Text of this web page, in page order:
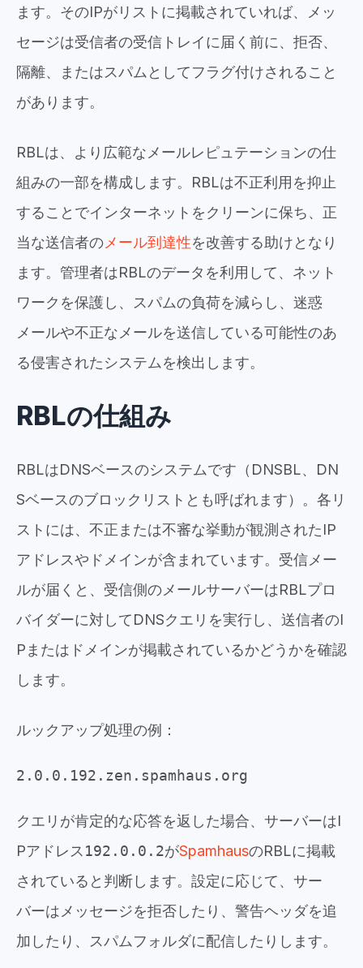
ます。そのIPがリストに掲載されていれば、メッ
セージは受信者の受信トレイに届く前に、拒否、
隔離、またはスパムとしてフラグ付けされること
があります。
RBLは、より広範なメールレピュテーションの仕
組みの一部を構成します。RBLは不正利用を抑止
することでインターネットをクリーンに保ち、正
当な送信者のメール到達性を改善する助けとなり
ます。管理者はRBLのデータを利用して、ネット
ワークを保護し、スパムの負荷を減らし、迷惑
メールや不正なメールを送信している可能性のあ
る侵害されたシステムを検出します。
RBLの仕組み
RBLはDNSベースのシステムです（DNSBL、DN
Sベースのブロックリストとも呼ばれます）。各リ
ストには、不正または不審な挙動が観測されたIP
アドレスやドメインが含まれています。受信メー
ルが届くと、受信側のメールサーバーはRBLプロ
バイダーに対してDNSクエリを実行し、送信者のI
Pまたはドメインが掲載されているかどうかを確認
します。
ルックアップ処理の例：
2.0.0.192.zen.spamhaus.org
クエリが肯定的な応答を返した場合、サーバーはI
Pアドレス 192.0.0.2がSpamhausのRBLに掲載
されていると判断します。設定に応じて、サー
バーはメッセージを拒否したり、警告ヘッダを追
加したり、スパムフォルダに配信したりします。